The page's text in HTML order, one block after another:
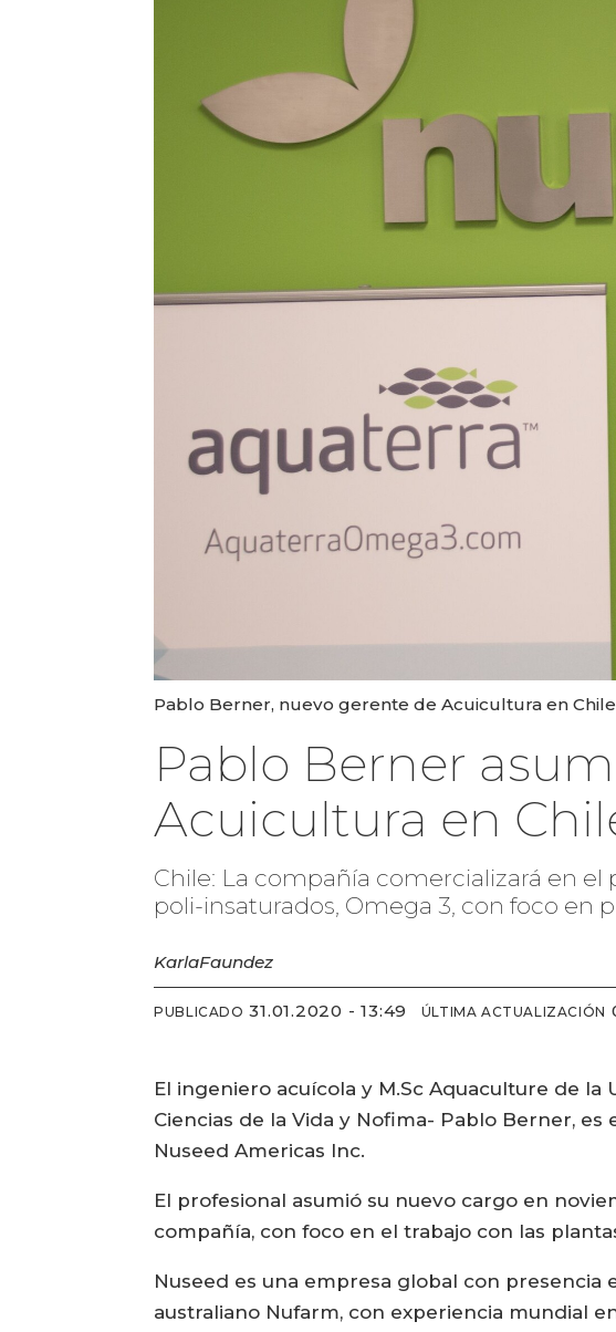
Pablo Berner, nuevo gerente de Acuicultura en
Pablo Berner
Acuicultura en
Chile: La compañía comercializará en el
poli-insaturados, Omega 3, con foco en
KarlaFaundez
PUBLICADO 31.01.2020 - 13:49 ÚLTIMA ACTUALIZACIÓN
El ingeniero acuícola y M.Sc Aquaculture de
Ciencias de la Vida y Nofima- Pablo Berner,
Nuseed Americas Inc.
El profesional asumió su nuevo cargo en
compañía, con foco en el trabajo con las
Nuseed es una empresa global con presencia
australiano Nufarm, con experiencia mundial